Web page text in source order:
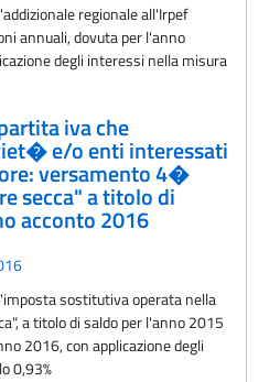
regionale all'Irpef
annuali, dovuta per l'anno
degli interessi nella misura
iva che
e/o enti interessati
versamento 4�
secca" a titolo di
acconto 2016
sostitutiva operata nella
a titolo di saldo per l'anno 2015
2016, con applicazione degli
0,93%